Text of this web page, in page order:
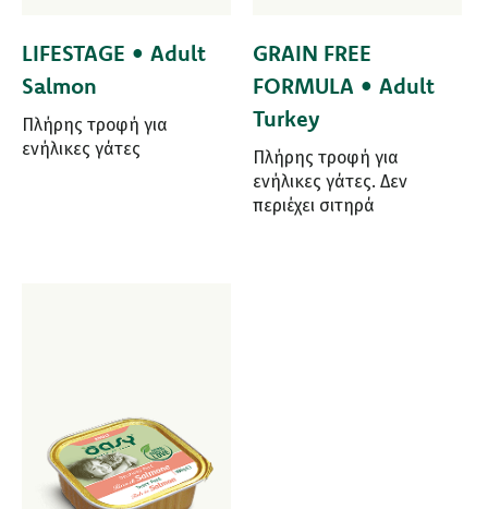
LIFESTAGE • Adult
Salmon
Πλήρης τροφή για
ενήλικες γάτες
GRAIN FREE
FORMULA • Adult
Turkey
Πλήρης τροφή για
ενήλικες γάτες. Δεν
περιέχει σιτηρά